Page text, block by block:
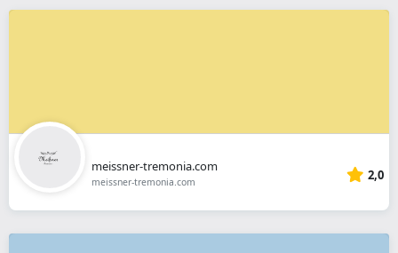
meissner-tremonia.com
meissner-tremonia.com 2,0